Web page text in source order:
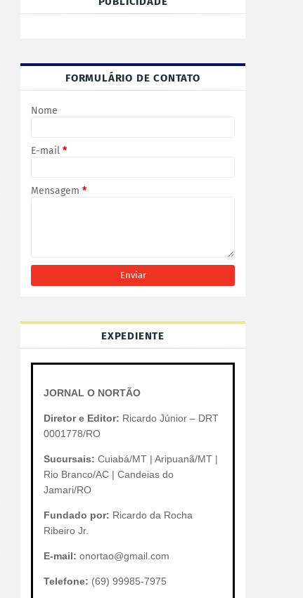
FORMULÁRIO DE CONTATO
Nome
E-mail *
Mensagem *
EXPEDIENTE
JORNAL O NORTÃO
Diretor e Editor: Ricardo Júnior – DRT
0001778/RO
Sucursais: Cuiabá/MT | Aripuanã/MT |
Rio Branco/AC | Candeias do
Jamari/RO
Fundado por: Ricardo da Rocha
Ribeiro Jr.
E-mail: onortao@gmail.com
Telefone: (69) 99985-7975